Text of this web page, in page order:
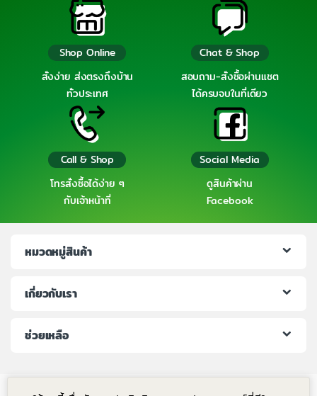
Shop Online
สั่งง่าย ส่งตรงถึงบ้าน
ทั่วประเทศ
Chat & Shop
สอบถาม-สั่งซื้อผ่านแชต
ได้ครบจบในที่เดียว
Call & Shop
โทรสั่งซื้อได้ง่าย ๆ
กับเจ้าหน้าที่
Social Media
ดูสินค้าผ่าน
Facebook
หมวดหมู่สินค้า
เกี่ยวกับเรา
ช่วยเหลือ